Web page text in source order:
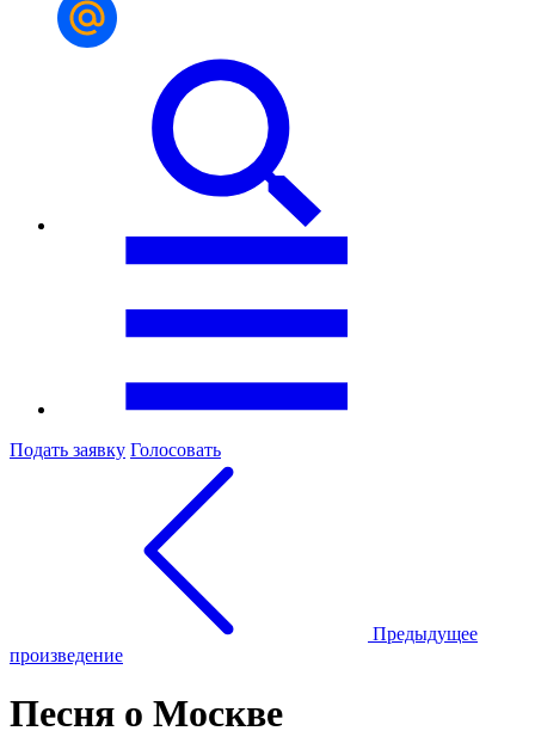
Подать заявку Голосовать
Предыдущее
произведение
Песня о Москве